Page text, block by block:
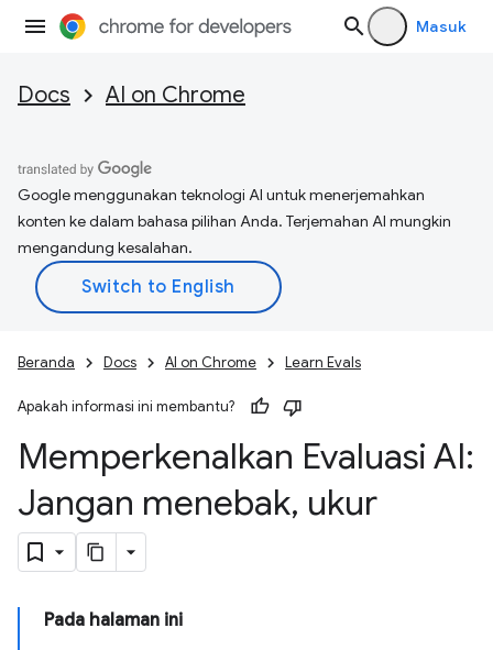
Masuk
Docs AI on Chrome
Google menggunakan teknologi AI untuk menerjemahkan
konten ke dalam bahasa pilihan Anda. Terjemahan AI mungkin
mengandung kesalahan.
Beranda Docs AI on Chrome Learn Evals
Apakah informasi ini membantu?
Memperkenalkan Evaluasi AI:
Jangan menebak, ukur
Pada halaman ini